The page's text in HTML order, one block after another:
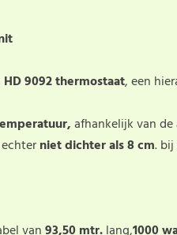
HD 9092 thermostaat, een
afhankelijk van de
niet dichter als 8 cm.